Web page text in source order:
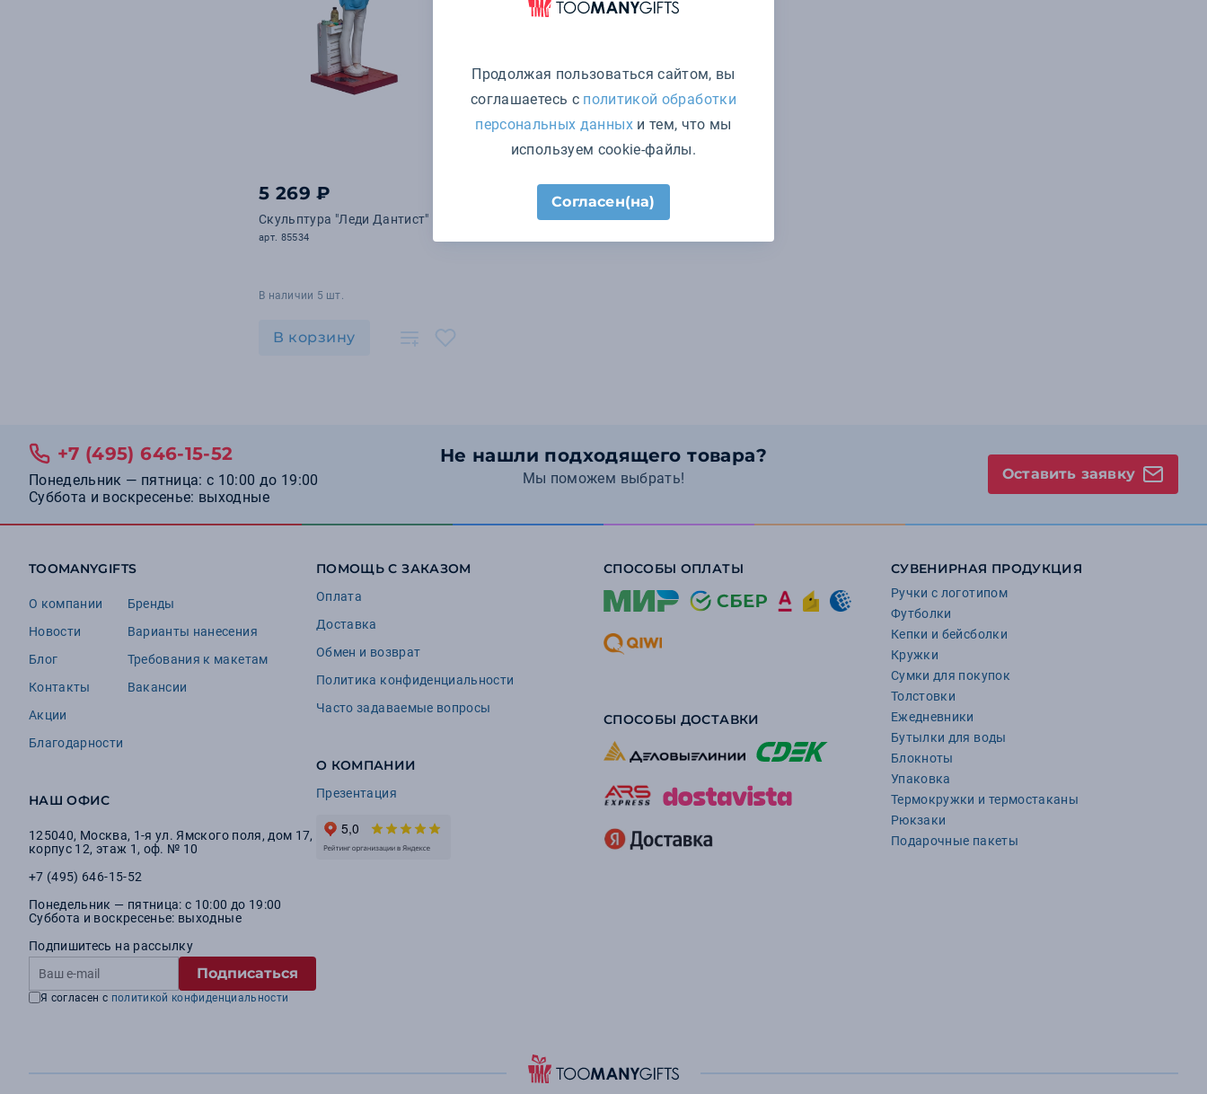
5 269 ₽
Скульптура "Леди Дантист"
арт. 85534
В наличии 5 шт.
В корзину
Не нашли подходящего товара?
Мы поможем выбрать!
+7 (495) 646-15-52
Понедельник — пятница: с 10:00 до 19:00
Суббота и воскресенье: выходные
Оставить заявку
TOOMANYGIFTS
О компании
Новости
Блог
Контакты
Акции
Благодарности
Бренды
Варианты нанесения
Требования к макетам
Вакансии
НАШ ОФИС
125040, Москва, 1-я ул. Ямского поля, дом 17,
корпус 12, этаж 1, оф. № 10
+7 (495) 646-15-52
Понедельник — пятница: с 10:00 до 19:00
Суббота и воскресенье: выходные
Подпишитесь на рассылку
Подписаться
Я согласен с политикой конфиденциальности
ПОМОЩЬ С ЗАКАЗОМ
Оплата
Доставка
Обмен и возврат
Политика конфиденциальности
Часто задаваемые вопросы
О КОМПАНИИ
Презентация
СПОСОБЫ ОПЛАТЫ
СПОСОБЫ ДОСТАВКИ
СУВЕНИРНАЯ ПРОДУКЦИЯ
Ручки с логотипом
Футболки
Кепки и бейсболки
Кружки
Сумки для покупок
Толстовки
Ежедневники
Бутылки для воды
Блокноты
Упаковка
Термокружки и термостаканы
Рюкзаки
Подарочные пакеты
Продолжая пользоваться сайтом, вы
соглашаетесь с политикой обработки
персональных данныхи тем, что мы
используем cookie-файлы.
Согласен(на)